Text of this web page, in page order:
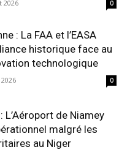
2026 0
: La FAA et l’EASA
historique face au
technologique
0
L’Aéroport de Niamey
malgré les
au Niger